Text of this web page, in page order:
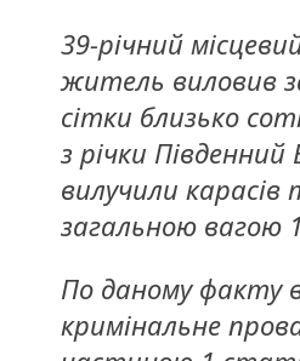
39-річний
житель виловив
сітки близько
з річки Південний
вилучили
загальною вагою
По даному факту
кримінальне